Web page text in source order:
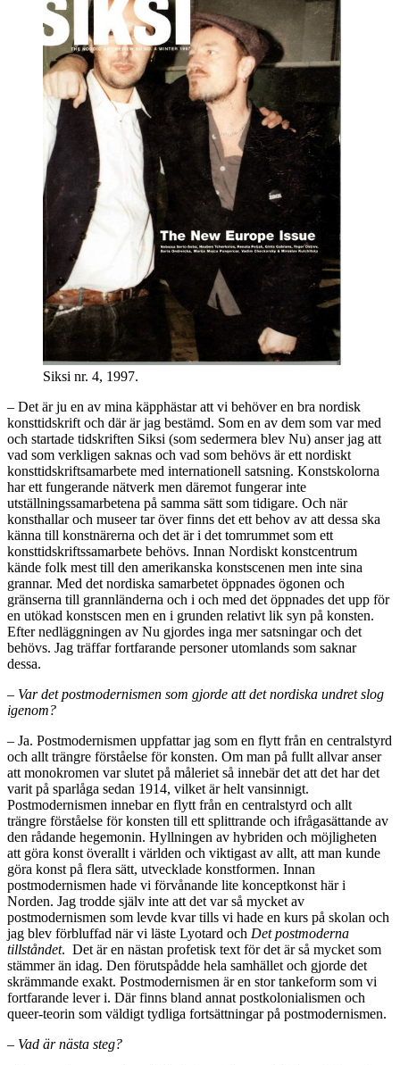
Siksi nr. 4, 1997.
– Det är ju en av mina käpphästar att vi behöver en bra nordisk
konsttidskrift och där är jag bestämd. Som en av dem som var med
och startade tidskriften Siksi (som sedermera blev Nu) anser jag att
vad som verkligen saknas och vad som behövs är ett nordiskt
konsttidskriftsamarbete med internationell satsning. Konstskolorna
har ett fungerande nätverk men däremot fungerar inte
utställningssamarbetena på samma sätt som tidigare. Och när
konsthallar och museer tar över finns det ett behov av att dessa ska
känna till konstnärerna och det är i det tomrummet som ett
konsttidskriftssamarbete behövs. Innan Nordiskt konstcentrum
kände folk mest till den amerikanska konstscenen men inte sina
grannar. Med det nordiska samarbetet öppnades ögonen och
gränserna till grannländerna och i och med det öppnades det upp för
en utökad konstscen men en i grunden relativt lik syn på konsten.
Efter nedläggningen av Nu gjordes inga mer satsningar och det
behövs. Jag träffar fortfarande personer utomlands som saknar
dessa.
– Var det postmodernismen som gjorde att det nordiska undret slog
igenom?
– Ja. Postmodernismen uppfattar jag som en flytt från en centralstyrd
och allt trängre förståelse för konsten. Om man på fullt allvar anser
att monokromen var slutet på måleriet så innebär det att det har det
varit på sparlåga sedan 1914, vilket är helt vansinnigt.
Postmodernismen innebar en flytt från en centralstyrd och allt
trängre förståelse för konsten till ett splittrande och ifrågasättande av
den rådande hegemonin. Hyllningen av hybriden och möjligheten
att göra konst överallt i världen och viktigast av allt, att man kunde
göra konst på flera sätt, utvecklade konstformen. Innan
postmodernismen hade vi förvånande lite konceptkonst här i
Norden. Jag trodde själv inte att det var så mycket av
postmodernismen som levde kvar tills vi hade en kurs på skolan och
jag blev förbluffad när vi läste Lyotard och Det postmoderna
tillståndet. Det är en nästan profetisk text för det är så mycket som
stämmer än idag. Den förutspådde hela samhället och gjorde det
skrämmande exakt. Postmodernismen är en stor tankeform som vi
fortfarande lever i. Där finns bland annat postkolonialismen och
queer-teorin som väldigt tydliga fortsättningar på postmodernismen.
– Vad är nästa steg?